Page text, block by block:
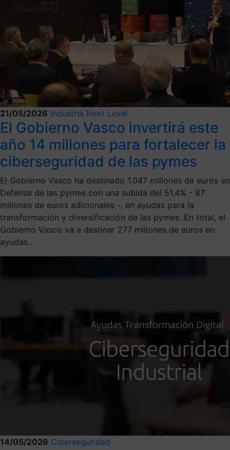
21/05/2026 Industria Next Level
El Gobierno Vasco invertirá este
año 14 millones para fortalecer la
ciberseguridad de las pymes
El Gobierno Vasco ha destinado 1.047 millones de euros en
Defensa de las pymes con una subida del 51,4% - 87
millones de euros adicionales -, en ayudas para la
transformación y diversificación de las pymes. En total, el
Gobierno Vasco va a destinar 277 millones de euros en
ayudas...
14/05/2026 Ciberseguridad